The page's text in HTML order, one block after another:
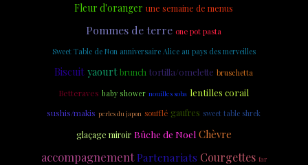
Fleur d'oranger une semaine de menus
Pommes de terre one pot pasta
Sweet Table de Non anniversaire Alice au pays des merveilles
Biscuit yaourt brunch tortilla/omelette bruschetta
Betteraves baby shower nouilles soba lentilles corail
sushis/makis perles du japon soufflé gaufres sweet table shrek
glaçage miroir Bûche de Noel Chèvre
accompagnementPartenariats Courgettes far